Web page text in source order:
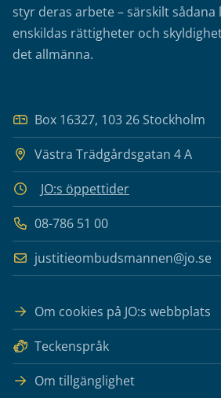
styr deras arbete – särskilt
enskildas rättigheter och
det allmänna.
Box 16327, 103 26 Stockholm
Västra Trädgårdsgatan 4 A
JO:s öppettider
08-786 51 00
justitieombudsmannen@jo.se
Om cookies på JO:s webbplats
Teckenspråk
Om tillgänglighet